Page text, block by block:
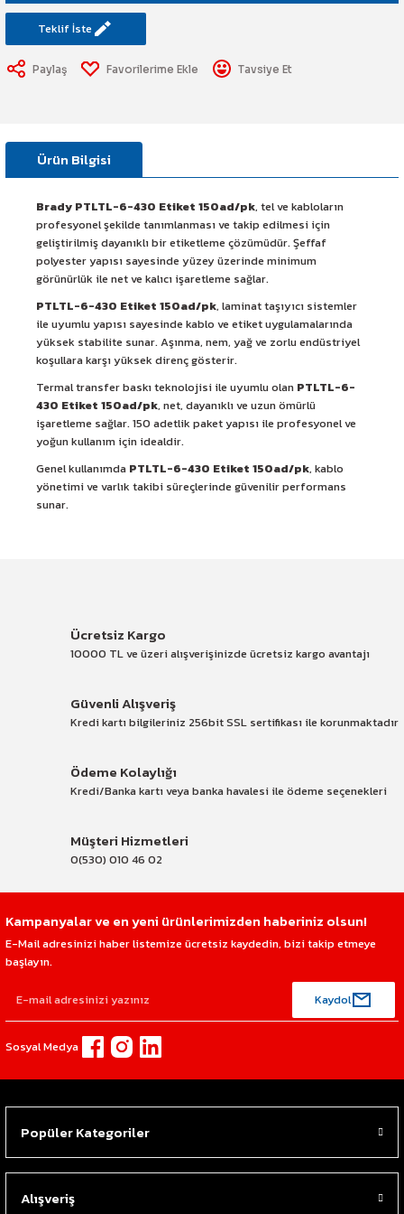
& Barikat ve Toprakaltı
Teklif İste
Tavsiye Et
Paylaş
Ürün Bilgisi
Brady PTLTL-6-430 Etiket 150ad/pk, tel ve kabloların
profesyonel şekilde tanımlanması ve takip edilmesi için
geliştirilmiş dayanıklı bir etiketleme çözümüdür. Şeffaf
polyester yapısı sayesinde yüzey üzerinde minimum
görünürlük ile net ve kalıcı işaretleme sağlar.
PTLTL-6-430 Etiket 150ad/pk, laminat taşıyıcı sistemler
ile uyumlu yapısı sayesinde kablo ve etiket uygulamalarında
yüksek stabilite sunar. Aşınma, nem, yağ ve zorlu endüstriyel
koşullara karşı yüksek direnç gösterir.
Termal transfer baskı teknolojisi ile uyumlu olan PTLTL-6-
430 Etiket 150ad/pk, net, dayanıklı ve uzun ömürlü
işaretleme sağlar. 150 adetlik paket yapısı ile profesyonel ve
yoğun kullanım için idealdir.
Genel kullanımda PTLTL-6-430 Etiket 150ad/pk, kablo
yönetimi ve varlık takibi süreçlerinde güvenilir performans
sunar.
Ücretsiz Kargo
10000 TL ve üzeri alışverişinizde ücretsiz kargo avantajı
Güvenli Alışveriş
Kredi kartı bilgileriniz 256bit SSL sertifikası ile korunmaktadır
Ödeme Kolaylığı
Kredi/Banka kartı veya banka havalesi ile ödeme seçenekleri
Müşteri Hizmetleri
0(530) 010 46 02
Sosyal Medya
Kampanyalar ve en yeni ürünlerimizden haberiniz olsun!
E-Mail adresinizi haber listemize ücretsiz kaydedin, bizi takip etmeye
başlayın.
Kaydol
Popüler Kategoriler
Alışveriş